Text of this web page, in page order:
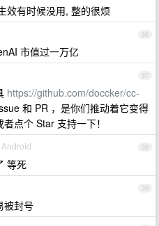
效有时候没用, 整的很烦
36
市值过一万亿
37
https://github.com/doccker/cc-
和 PR ，是你们推动着它变得
点个 Star 支持一下！
38
等死
39
被封号